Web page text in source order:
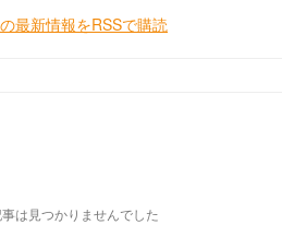
最新情報をRSSで購読
は見つかりませんでした